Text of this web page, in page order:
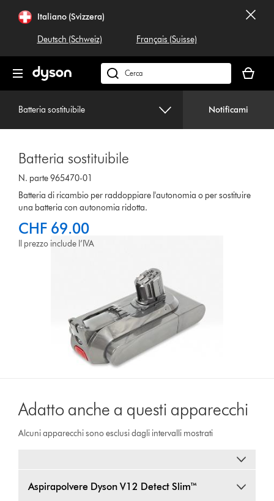
navigazioneItaliano (Svizzera)
Deutsch (Schweiz) Français (Suisse)
Cerca
su
carrello
è
Batteria sostituibile Notificami
Batteria sostituibile
N. parte 965470-01
Batteria di ricambio per raddoppiare l'autonomia o per sostituire
una batteria con autonomia ridotta.
CHF 69.00
Il prezzo include l’IVA
Adatto anche a questi apparecchi
Alcuni apparecchi sono esclusi dagli intervalli mostrati
Aspirapolvere Dyson V12 Detect Slim™